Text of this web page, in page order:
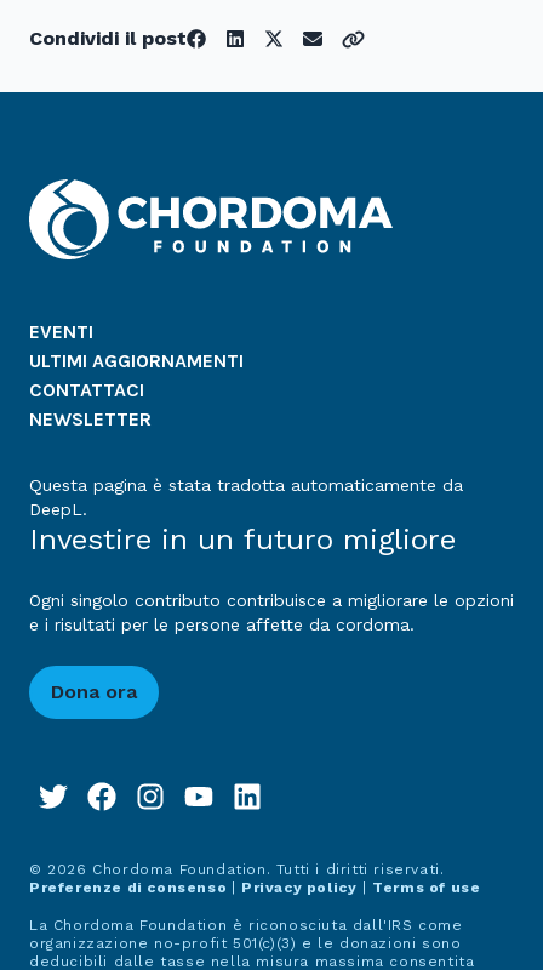
Condividi il post
EVENTI
ULTIMI AGGIORNAMENTI
CONTATTACI
NEWSLETTER
Questa pagina è stata tradotta automaticamente da
DeepL.
Investire in un futuro migliore
Ogni singolo contributo contribuisce a migliorare le opzioni
e i risultati per le persone affette da cordoma.
Dona ora
© 2026 Chordoma Foundation. Tutti i diritti riservati.
Preferenze di consenso
Privacy policy Terms of use
La Chordoma Foundation è riconosciuta dall'IRS come
organizzazione no-profit 501(c)(3) e le donazioni sono
deducibili dalle tasse nella misura massima consentita